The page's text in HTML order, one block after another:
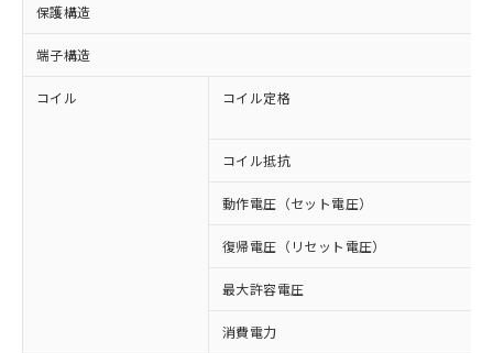
保護構造
端子構造
コイル コイル定格
コイル抵抗
動作電圧（セット電圧）
復帰電圧（リセット電圧）
最大許容電圧
消費電力